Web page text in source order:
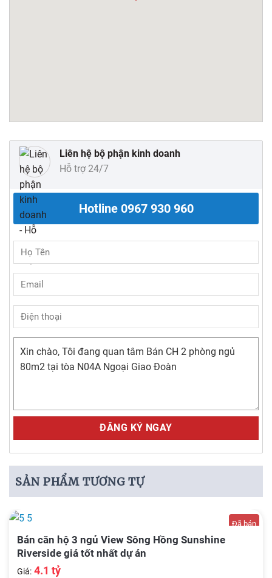
Liên hệ bộ phận kinh doanh
Hỗ trợ 24/7
Hotline 0967 930 960
SẢN PHẨM TƯƠNG TỰ
Đã bán
Bán căn hộ 3 ngủ View Sông Hồng Sunshine
Riverside giá tốt nhất dự án
Giá: 4.1 tỷ